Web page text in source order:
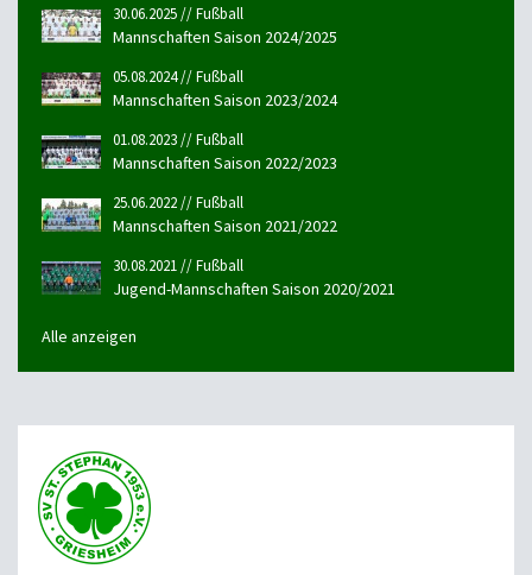
30.06.2025 // Fußball
Mannschaften Saison 2024/2025
05.08.2024 // Fußball
Mannschaften Saison 2023/2024
01.08.2023 // Fußball
Mannschaften Saison 2022/2023
25.06.2022 // Fußball
Mannschaften Saison 2021/2022
30.08.2021 // Fußball
Jugend-Mannschaften Saison 2020/2021
Alle anzeigen